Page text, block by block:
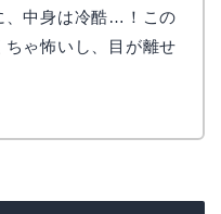
、中身は冷酷…！この
ゃ怖いし、目が離せ